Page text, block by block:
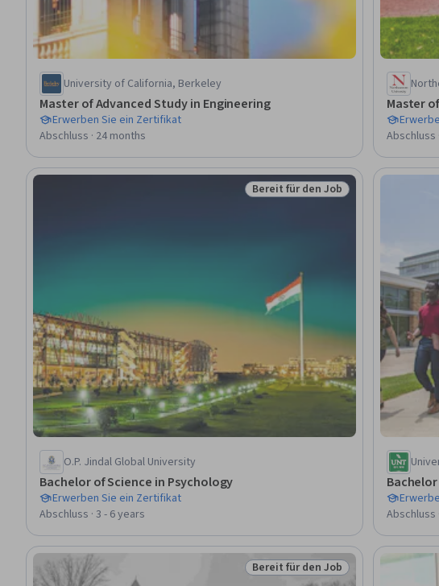
University of California, Berkeley
Master of Advanced Study in Engineering
Erwerben Sie ein Zertifikat
Abschluss · 24 months
Master
Abschluss
Status: Bereit für den Job
Bereit für den Job
O.P. Jindal Global University
Bachelor of Science in Psychology
Erwerben Sie ein Zertifikat
Abschluss · 3 - 6 years
Abschluss
Status: Bereit für den Job
Bereit für den Job